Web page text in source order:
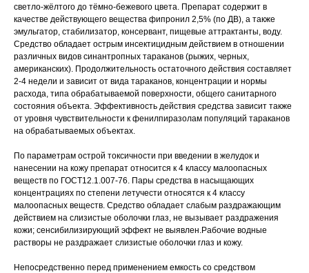
светло-жёлтого до тёмно-бежевого цвета. Препарат содержит в
качестве действующего вещества фипронил 2,5% (по ДВ), а также
эмульгатор, стабилизатор, консервант, пищевые аттрактанты, воду.
Средство обладает острым инсектицидным действием в отношении
различных видов синантропных тараканов (рыжих, черных,
американских). Продолжительность остаточного действия составляет
2-4 недели и зависит от вида тараканов, концентрации и нормы
расхода, типа обрабатываемой поверхности, общего санитарного
состояния объекта. Эффективность действия средства зависит также
от уровня чувствительности к фенилпиразолам популяций тараканов
на обрабатываемых объектах.
По параметрам острой токсичности при введении в желудок и
нанесении на кожу препарат относится к 4 классу малоопасных
веществ по ГОСТ12.1.007-76. Пары средства в насыщающих
концентрациях по степени летучести относятся к 4 классу
малоопасных веществ. Средство обладает слабым раздражающим
действием на слизистые оболочки глаз, не вызывает раздражения
кожи; сенсибилизирующий эффект не выявлен.Рабочие водные
растворы не раздражает слизистые оболочки глаз и кожу.
Непосредственно перед применением емкость со средством